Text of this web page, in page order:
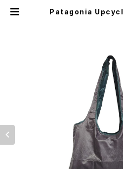
Patagonia